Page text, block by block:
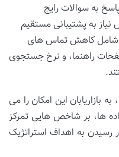
به سوالات رایج
نیاز به پشتیبانی مستقیم
شامل کاهش تماس های
راهنما، و نرخ جستجوی
بازاریابان این امکان را می
ها، بر شاخص هایی تمرکز
رسیدن به اهداف استراتژیک